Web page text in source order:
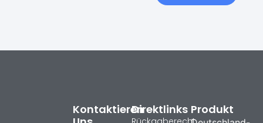
Produkt
Direktlinks
Kontaktieren